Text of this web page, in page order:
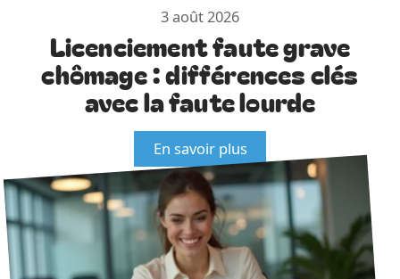
3 août 2026
Licenciement faute grave
chômage : différences clés
avec la faute lourde
En savoir plus